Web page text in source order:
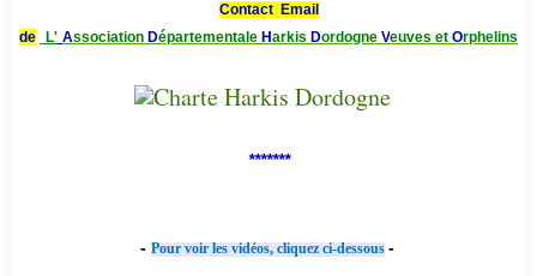
Contact Email
de
L' Association Départementale Harkis Dordogne Veuves et Orphelins
*******
- Pour voir les vidéos, cliquez ci-dessous -